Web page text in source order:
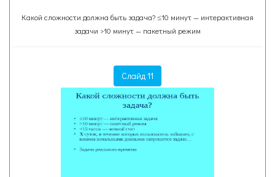
Какой сложности должна быть задача? ≤10 минут — интерактивная
задачи >10 минут — пакетный режим
Слайд 11